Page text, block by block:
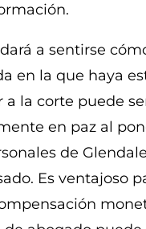
a sentirse
en la que haya
la corte puede
en paz al
de
Es ventajoso